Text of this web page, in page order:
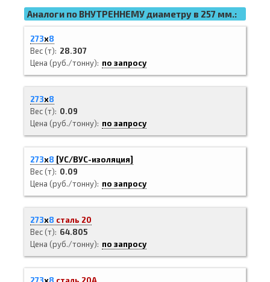
Аналоги по ВНУТРЕННЕМУ диаметру в 257 мм.:
273х8
Вес (т)
28.307
Цена (руб./тонну)
по запросу
273х8
Вес (т)
0.09
Цена (руб./тонну)
по запросу
273х8 [УС/ВУС-изоляция]
Вес (т)
0.09
Цена (руб./тонну)
по запросу
273х8 сталь 20
Вес (т)
64.805
Цена (руб./тонну)
по запросу